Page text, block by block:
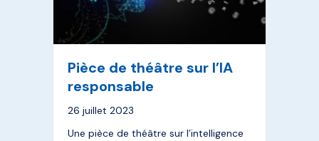
Pièce de théâtre sur l’IA
responsable
26 juillet 2023
Une pièce de théâtre sur l’intelligence